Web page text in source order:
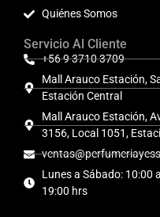
Quiénes Somos
Servicio Al Cliente
+56 9 3710 3709
Mall Arauco Estación,
Estación Central
Mall Arauco Estación,
3156, Local 1051,
Lunes a Sábado: 10:00
19:00 hrs